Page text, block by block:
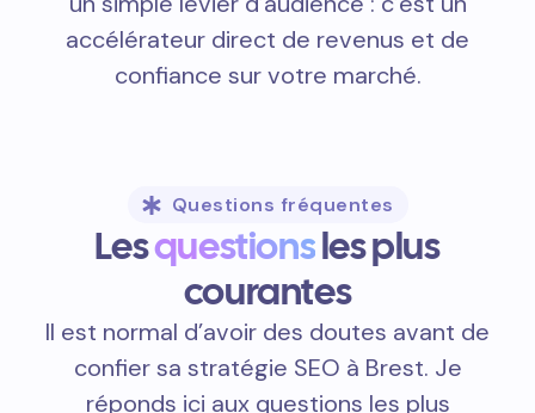
accélérateur direct de revenus et de
confiance sur votre marché.
Questions fréquentes
Lesquestionsles plus
courantes
Il est normal d’avoir des doutes avant de
confier sa stratégie SEO à Brest. Je
réponds ici aux questions les plus